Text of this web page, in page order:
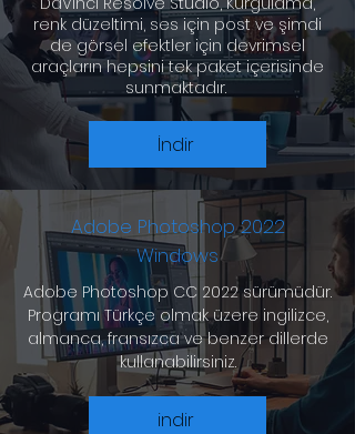
renk düzeltimi, ses için post ve şimdi
de görsel efektler için devrimsel
araçların hepsini tek paket içerisinde
sunmaktadır.
İndir
Adobe Photoshop 2022
Windows
Adobe Photoshop CC 2022 sürümüdür.
Programı Türkçe olmak üzere ingilizce,
almanca, fransızca ve benzer dillerde
kullanabilirsiniz.
indir